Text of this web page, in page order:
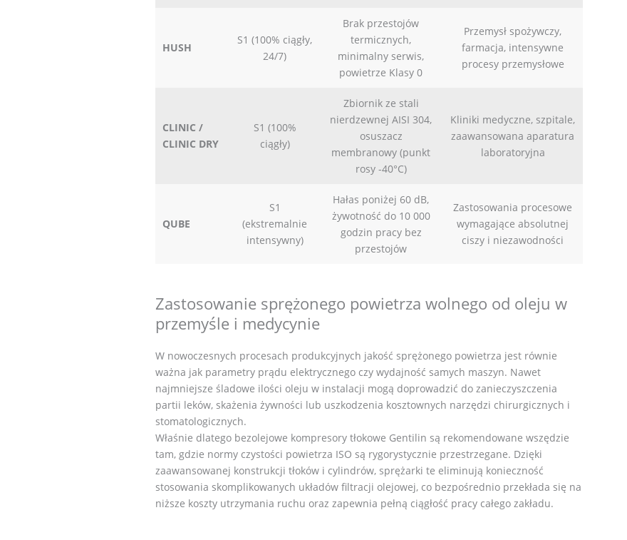
HUSH
S1 (100% ciągły,
24/7)
Brak przestojów
termicznych,
minimalny serwis,
powietrze Klasy 0
Przemysł spożywczy,
farmacja, intensywne
procesy przemysłowe
CLINIC /
CLINIC DRY
S1 (100%
ciągły)
Zbiornik ze stali
nierdzewnej AISI 304,
osuszacz
membranowy (punkt
rosy -40°C)
Kliniki medyczne, szpitale,
zaawansowana aparatura
laboratoryjna
QUBE
S1
(ekstremalnie
intensywny)
Hałas poniżej 60 dB,
żywotność do 10 000
godzin pracy bez
przestojów
Zastosowania procesowe
wymagające absolutnej
ciszy i niezawodności
Zastosowanie sprężonego powietrza wolnego od oleju w
przemyśle i medycynie
W nowoczesnych procesach produkcyjnych jakość sprężonego powietrza jest równie
ważna jak parametry prądu elektrycznego czy wydajność samych maszyn. Nawet
najmniejsze śladowe ilości oleju w instalacji mogą doprowadzić do zanieczyszczenia
partii leków, skażenia żywności lub uszkodzenia kosztownych narzędzi chirurgicznych i
stomatologicznych.
Właśnie dlatego bezolejowe kompresory tłokowe Gentilin są rekomendowane wszędzie
tam, gdzie normy czystości powietrza ISO są rygorystycznie przestrzegane. Dzięki
zaawansowanej konstrukcji tłoków i cylindrów, sprężarki te eliminują konieczność
stosowania skomplikowanych układów filtracji olejowej, co bezpośrednio przekłada się na
niższe koszty utrzymania ruchu oraz zapewnia pełną ciągłość pracy całego zakładu.